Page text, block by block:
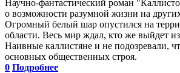
Научно-фантастический роман
о возможности разумной жизни на
Огромный белый шар опустился на
области. Весь мир ждал, кто же выйдет из
Наивные каллистяне и не подозревали,
основных общественных строя.
0 Подробнее